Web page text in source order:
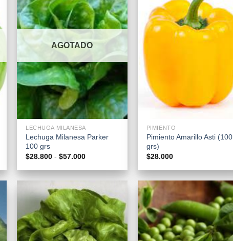
AGOTADO
LECHUGA MILANESA
Lechuga Milanesa Parker
100 grs
$28.800 - $57.000Rango
precios:
hasta
$57.000
PIMIENTO
Pimiento Amarillo Asti (100
grs)
$28.000